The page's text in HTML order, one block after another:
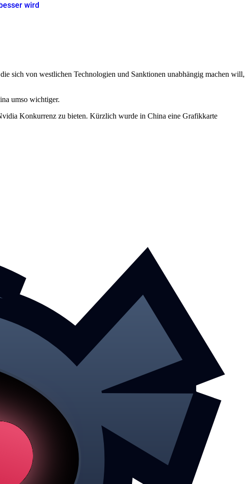
wird
sich von westlichen Technologien und Sanktionen unabhängig machen will,
umso wichtiger.
Konkurrenz zu bieten. Kürzlich wurde in China eine Grafikkarte